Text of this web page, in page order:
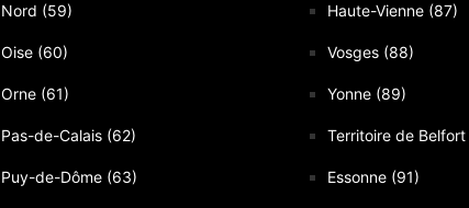
Nord (59)
Oise (60)
Orne (61)
Pas-de-Calais (62)
Puy-de-Dôme (63)
Haute-Vienne (87)
Vosges (88)
Yonne (89)
Territoire de
Essonne (91)